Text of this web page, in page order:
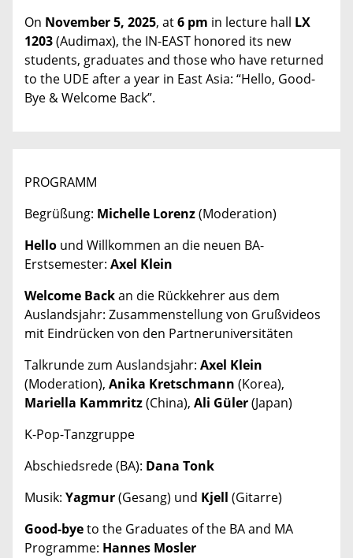
On November 5, 2025, at6 pm in lecture hall LX
1203(Audimax), the IN-EAST honored its new
students, graduates and those who have returned
to the UDE after a year in East Asia: “Hello, Good-
Bye & Welcome Back”.
PROGRAMM
Begrüßung: Michelle Lorenz(Moderation)
Hello und Willkommen an die neuen BA-
Erstsemester: Axel Klein
Welcome Backan die Rückkehrer aus dem
Auslandsjahr: Zusammenstellung von Grußvideos
mit Eindrücken von den Partneruniversitäten
Talkrunde zum Auslandsjahr: Axel Klein
(Moderation), Anika Kretschmann (Korea),
Mariella Kammritz(China), Ali Güler(Japan)
K-Pop-Tanzgruppe
Abschiedsrede (BA): Dana Tonk
Musik: Yagmur(Gesang) und Kjell (Gitarre)
Good-byeto the Graduates of the BA and MA
Programme: Hannes Mosler